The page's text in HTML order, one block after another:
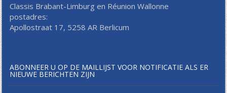
Classis Brabant-Limburg en Réunion Wallonne
postadres:
Apollostraat 17, 5258 AR Berlicum
ABONNEER U OP DE MAILLIJST VOOR NOTIFICATIE ALS ER
NIEUWE BERICHTEN ZIJN